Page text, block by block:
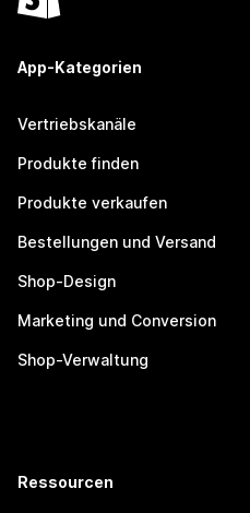
App-Kategorien
Vertriebskanäle
Produkte finden
Produkte verkaufen
Bestellungen und Versand
Shop-Design
Marketing und Conversion
Shop-Verwaltung
Ressourcen